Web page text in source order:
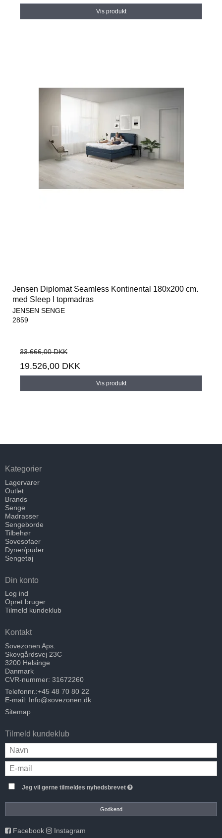
Vis produkt
Jensen Diplomat Seamless Kontinental 180x200 cm.
med Sleep l topmadras
JENSEN SENGE
2859
33.666,00 DKK
19.526,00 DKK
Vis produkt
Kategorier
Lagervarer
Outlet
Brands
Senge
Madrasser
Sengeborde
Tilbehør
Sovesofaer
Dyner/puder
Sengetøj
Din konto
Log ind
Opret bruger
Tilmeld kundeklub
Kontakt
Sovezonen Aps.
Skovgårdsvej 23C
3200 Helsinge
Danmark
CVR-nummer: 31672260
Telefonnr.:+45 48 70 80 22
E-mail: Info@sovezonen.dk
Sitemap
Tilmeld kundeklub
Jeg vil gerne tilmeldes nyhedsbrevet
Godkend
Facebook Instagram